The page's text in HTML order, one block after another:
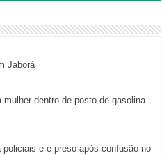
Jaborá
mulher dentro de posto de gasolina
e é preso após confusão no